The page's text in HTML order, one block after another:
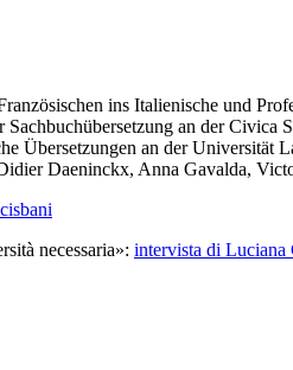
ins Italienische und
an der
Übersetzungen an der Universität
Daeninckx, Anna Gavalda,
necessaria»: intervista di Luciana